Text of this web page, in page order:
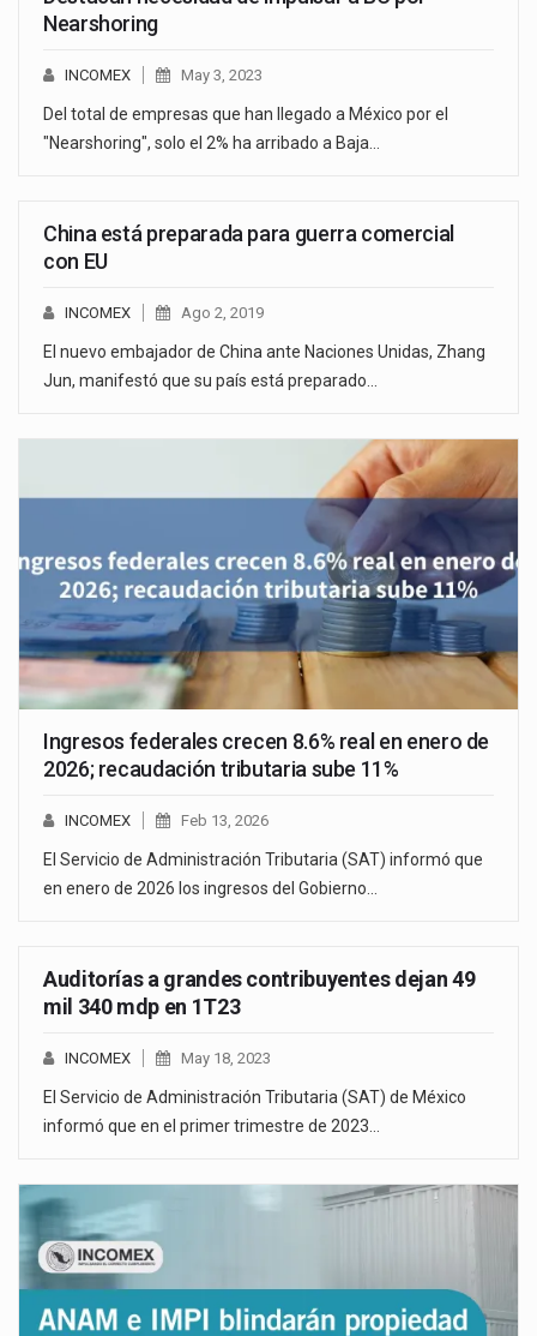
Nearshoring
INCOMEX May 3, 2023
Del total de empresas que han llegado a México por el
"Nearshoring", solo el 2% ha arribado a Baja…
China está preparada para guerra comercial
con EU
INCOMEX Ago 2, 2019
El nuevo embajador de China ante Naciones Unidas, Zhang
Jun, manifestó que su país está preparado…
Ingresos federales crecen 8.6% real en enero de
2026; recaudación tributaria sube 11%
INCOMEX Feb 13, 2026
El Servicio de Administración Tributaria (SAT) informó que
en enero de 2026 los ingresos del Gobierno…
Auditorías a grandes contribuyentes dejan 49
mil 340 mdp en 1T23
INCOMEX May 18, 2023
El Servicio de Administración Tributaria (SAT) de México
informó que en el primer trimestre de 2023…